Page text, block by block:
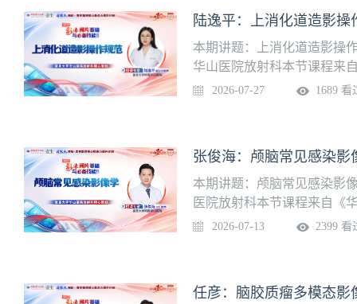
陆逸平：上消化道造影操
本期讲题：上消化道造影操
华山医院放射科本节课程来
我进入学习页面
2026-07-27 1689 看
张俊海：颅脑常见感染影
本期讲题：颅脑常见感染影
医院放射科本节课程来自《
入学习页面
2026-07-13 2399 看
任彦：脑胶质瘤多模态影